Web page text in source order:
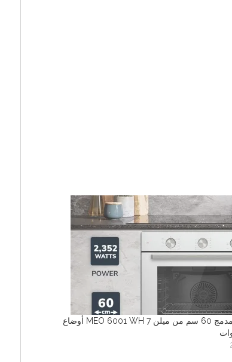
فرن كهربائي مدمج 60 سم من ميلن MEO 6001 WH 7 أوضاع